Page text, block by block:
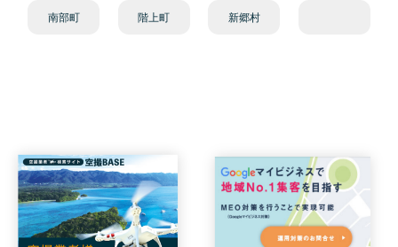
南部町 階上町 新郷村